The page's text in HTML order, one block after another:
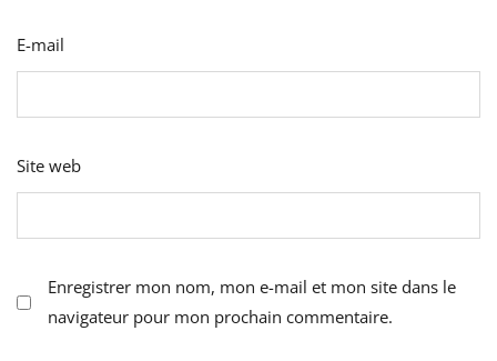
E-mail
Site web
Enregistrer mon nom, mon e-mail et mon site dans le
navigateur pour mon prochain commentaire.